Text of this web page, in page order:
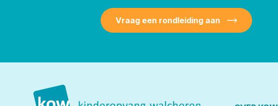
Vraag een rondleiding aan